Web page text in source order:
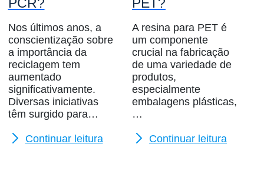
Nos últimos anos, a
conscientização sobre
a importância da
reciclagem tem
aumentado
significativamente.
Diversas iniciativas
têm surgido para…
Continuar leitura
A resina para PET é
um componente
crucial na fabricação
de uma variedade de
produtos,
especialmente
embalagens plásticas,
…
Continuar leitura